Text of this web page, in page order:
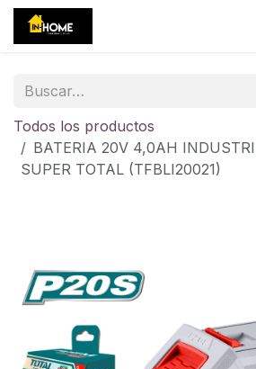
Ir al contenido
Todos los productos
BATERIA 20V 4,0AH
SUPER TOTAL (TFBLI20021)